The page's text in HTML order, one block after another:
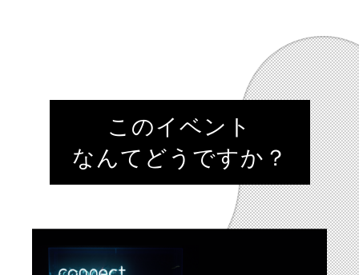
このイベント
なんてどうですか？